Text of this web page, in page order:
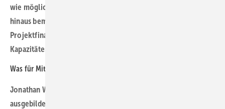
wie möglich über unsere Kapazitäten zu informieren. Darüber
hinaus bemühen wir uns weitere Fachkräfte im Bereich
Projektfinanzierung zu gewinnen und dadurch unsere
Kapazitäten aufzustocken.
Was für Mitarbeitende suchen Sie?
Jonathan Wagner: Als Bank bieten wir eine Heimat für
ausgebildete Banker:innen, freuen uns aber auch über